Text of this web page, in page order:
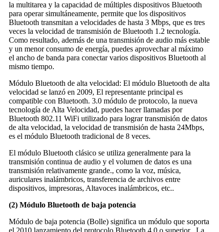
la multitarea y la capacidad de múltiples dispositivos Bluetooth
para operar simultáneamente, permite que los dispositivos
Bluetooth transmitan a velocidades de hasta 3 Mbps, que es tres
veces la velocidad de transmisión de Bluetooth 1.2 tecnología.
Como resultado, además de una transmisión de audio más estable
y un menor consumo de energía, puedes aprovechar al máximo
el ancho de banda para conectar varios dispositivos Bluetooth al
mismo tiempo.
Módulo Bluetooth de alta velocidad: El módulo Bluetooth de alta
velocidad se lanzó en 2009, El representante principal es
compatible con Bluetooth. 3.0 módulo de protocolo, la nueva
tecnología de Alta Velocidad, puedes hacer llamadas por
Bluetooth 802.11 WiFi utilizado para lograr transmisión de datos
de alta velocidad, la velocidad de transmisión de hasta 24Mbps,
es el módulo Bluetooth tradicional de 8 veces.
El módulo Bluetooth clásico se utiliza generalmente para la
transmisión continua de audio y el volumen de datos es una
transmisión relativamente grande., como la voz, música,
auriculares inalámbricos, transferencia de archivos entre
dispositivos, impresoras, Altavoces inalámbricos, etc..
(2) Módulo Bluetooth de baja potencia
Módulo de baja potencia (Bolle) significa un módulo que soporta
el 2010 lanzamiento del protocolo Bluetooth 4.0 o superior . La